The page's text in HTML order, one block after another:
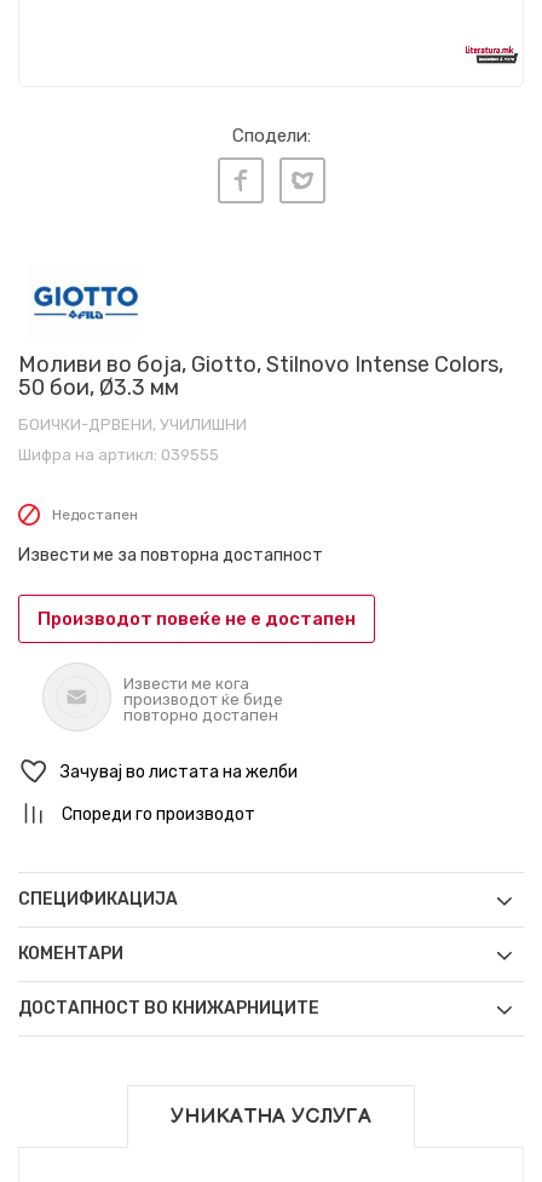
Сподели:
Моливи во боја, Giotto, Stilnovo Intense Colors,
50 бои, Ø3.3 мм
БОИЧКИ-ДРВЕНИ, УЧИЛИШНИ
Шифра на артикл: 039555
Недостапен
Извести ме за повторна достапност
Производот повеќе не е достапен
Извести ме кога
производот ќе биде
повторно достапен
Зачувај во листата на желби
Спореди го производот
СПЕЦИФИКАЦИЈА
КОМЕНТАРИ
ДОСТАПНОСТ ВО КНИЖАРНИЦИТЕ
УНИКАТНА УСЛУГА